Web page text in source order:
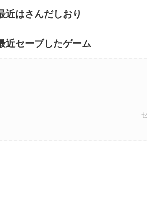
近はさんだしおり
近セーブしたゲーム